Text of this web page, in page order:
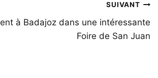
SUIVANT
à Badajoz dans une intéressante
Foire de San Juan